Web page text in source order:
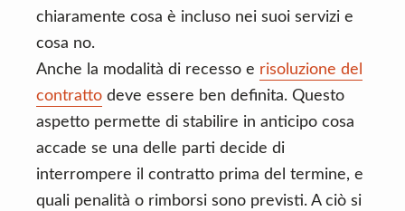
chiaramente cosa è incluso nei suoi servizi e
cosa no.
Anche la modalità di recesso e risoluzione del
contratto deve essere ben definita. Questo
aspetto permette di stabilire in anticipo cosa
accade se una delle parti decide di
interrompere il contratto prima del termine, e
quali penalità o rimborsi sono previsti. A ciò si